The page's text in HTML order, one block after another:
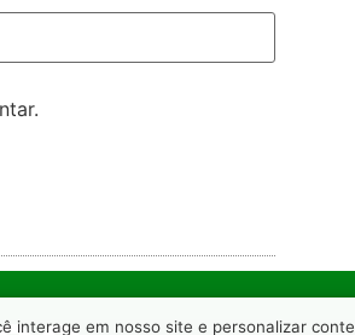
em nosso site e personalizar